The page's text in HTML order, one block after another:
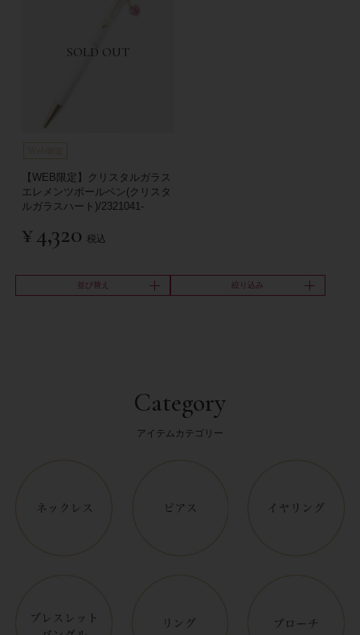
SOLD OUT
【WEB限定】クリスタルガラス
エレメンツボールペン(クリスタ
ルガラスハート)/2321041-
¥4,320 税込
並び替え 絞り込み
Category
アイテムカテゴリー